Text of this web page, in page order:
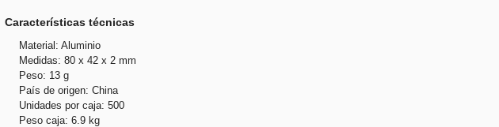
Características técnicas
Material: Aluminio
Medidas: 80 x 42 x 2 mm
Peso: 13 g
País de origen: China
Unidades por caja: 500
Peso caja: 6.9 kg